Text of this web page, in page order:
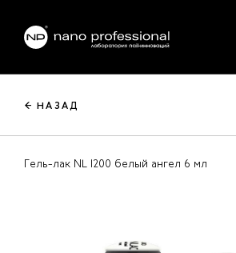
← НАЗАД
Гель-лак NL 1200 белый ангел 6 мл